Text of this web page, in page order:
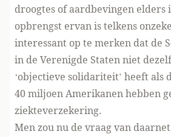
droogtes of aardbevingen elders
opbrengst ervan is telkens
interessant op te merken dat de
in de Verenigde Staten niet
‘objectieve solidariteit’ heeft als
40 miljoen Amerikanen hebben
ziekteverzekering.
Men zou nu de vraag van